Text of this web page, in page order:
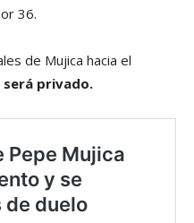
36.
de Mujica hacia el
será privado.